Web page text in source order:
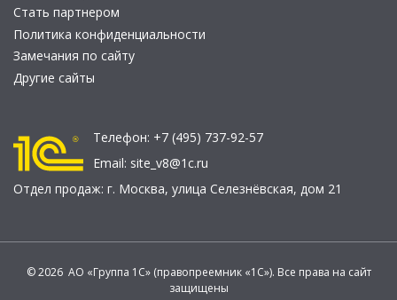
Стать партнером
Политика конфиденциальности
Замечания по сайту
Другие сайты
Телефон: +7 (495) 737-92-57
Email: site_v8@1c.ru
Отдел продаж: г. Москва, улица Селезнёвская, дом 21
© 2026 АО «Группа 1С» (правопреемник «1С»). Все права на сайт
защищены